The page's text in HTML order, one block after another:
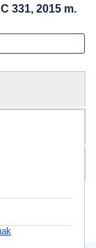
331, 2015 m.